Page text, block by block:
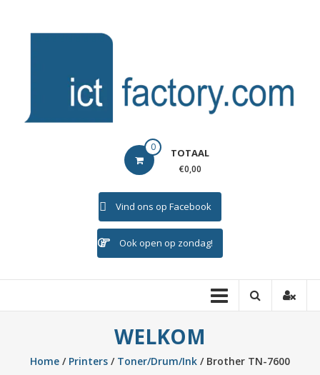
ICTFACTORY 0 TOTAAL
€0,00
Vind ons op Facebook
Ook open op zondag!
WELKOM
Home/ Printers/ Toner/Drum/Ink/ Brother TN-7600